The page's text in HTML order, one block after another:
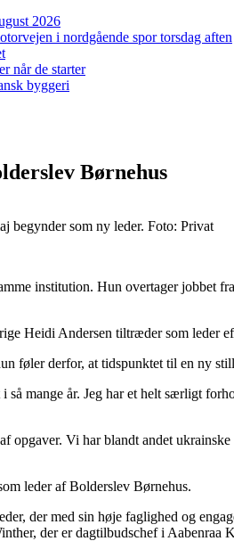
2026
i nordgående spor torsdag aften
når de starter
byggeri
Børnehus
begynder som ny leder. Foto: Privat
institution. Hun overtager jobbet
Heidi Andersen tiltræder som leder
føler derfor, at tidspunktet til en ny
mange år. Jeg har et helt særligt
opgaver. Vi har blandt andet
leder af Bolderslev Børnehus.
der med sin høje faglighed og
der er dagtilbudschef i Aabenraa